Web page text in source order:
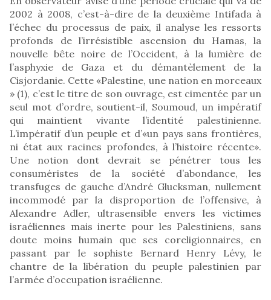
2002 à 2008, c’est-à-dire de la deuxième Intifada à
l’échec du processus de paix, il analyse les ressorts
profonds de l’irrésistible ascension du Hamas, la
nouvelle bête noire de l’Occident, à la lumière de
l’asphyxie de Gaza et du démantèlement de la
Cisjordanie. Cette «Palestine, une nation en morceaux
» (1), c’est le titre de son ouvrage, est cimentée par un
seul mot d’ordre, soutient-il, Soumoud, un impératif
qui maintient vivante l’identité palestinienne.
L’impératif d’un peuple et d’«un pays sans frontières,
ni état aux racines profondes, à l’histoire récente».
Une notion dont devrait se pénétrer tous les
consuméristes de la société d’abondance, les
transfuges de gauche d’André Glucksman, nullement
incommodé par la disproportion de l’offensive, à
Alexandre Adler, ultrasensible envers les victimes
israéliennes mais inerte pour les Palestiniens, sans
doute moins humain que ses coreligionnaires, en
passant par le sophiste Bernard Henry Lévy, le
chantre de la libération du peuple palestinien par
l’armée d’occupation israélienne.